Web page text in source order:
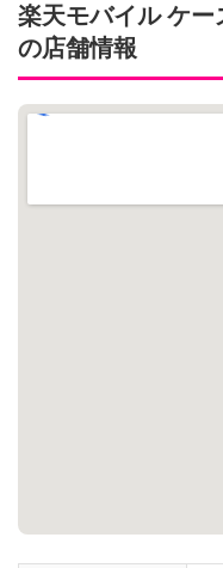
楽天モバイル ケ
の店舗情報